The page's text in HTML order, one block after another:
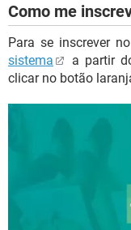
Como me
Para se inscrever
sistema
a partir
clicar no botão